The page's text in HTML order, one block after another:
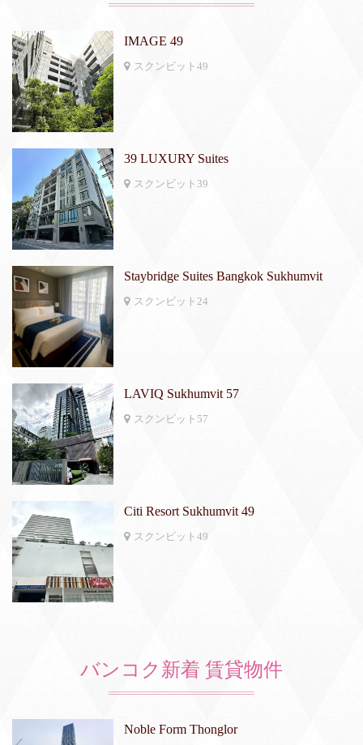
IMAGE 49
スクンビット49
39 LUXURY Suites
スクンビット39
Staybridge Suites Bangkok Sukhumvit
スクンビット24
LAVIQ Sukhumvit 57
スクンビット57
Citi Resort Sukhumvit 49
スクンビット49
バンコク新着 賃貸物件
Noble Form Thonglor